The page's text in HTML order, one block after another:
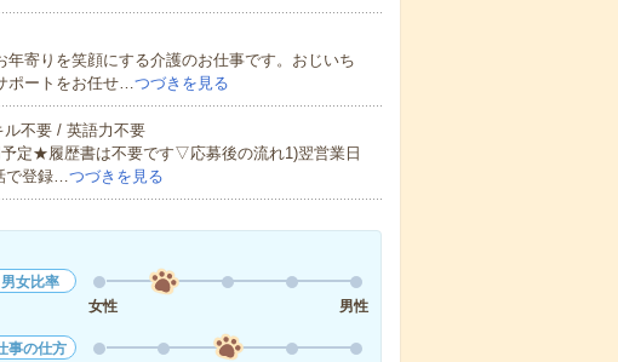
年寄りを笑顔にする介護のお仕事です。おじいち
ポートをお任せ…つづきを見る
不要 / 英語力不要
定★履歴書は不要です▽応募後の流れ1)翌営業日
で登録…つづきを見る
男女比率
女性
男性
事の仕方